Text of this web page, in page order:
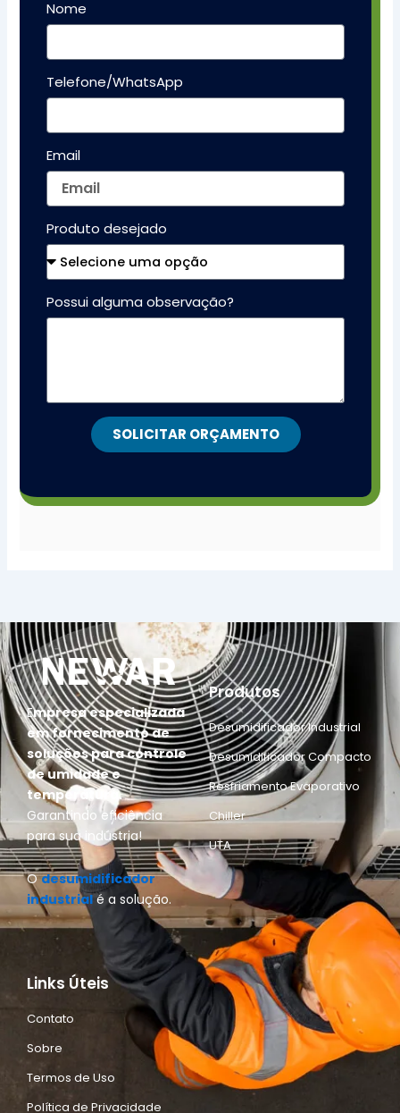
Nome
Telefone/WhatsApp
Email
Produto desejado
Possui alguma observação?
SOLICITAR ORÇAMENTO
Empresa especializada
em fornecimento de
soluções para controle
de umidade e
temperatura.
Garantindo eficiência
para sua indústria!
Odesumidificador
industrialé a solução.
Produtos
Desumidificador Industrial
Desumidificador Compacto
Resfriamento Evaporativo
Chiller
UTA
Links Úteis
Contato
Sobre
Termos de Uso
Política de Privacidade